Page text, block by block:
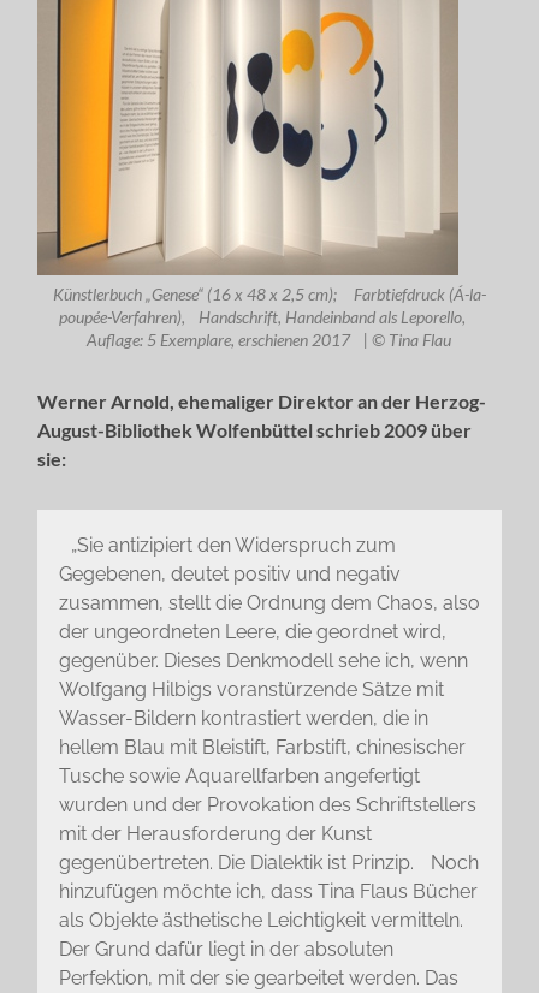
Künstlerbuch „Genese“ (16 x 48 x 2,5 cm); Farbtiefdruck (Á-la-
poupée-Verfahren), Handschrift, Handeinband als Leporello,
Auflage: 5 Exemplare, erschienen 2017 | © Tina Flau
Werner Arnold, ehemaliger Direktor an der Herzog-
August-Bibliothek Wolfenbüttel schrieb 2009 über
sie:
„Sie antizipiert den Widerspruch zum
Gegebenen, deutet positiv und negativ
zusammen, stellt die Ordnung dem Chaos, also
der ungeordneten Leere, die geordnet wird,
gegenüber. Dieses Denkmodell sehe ich, wenn
Wolfgang Hilbigs voranstürzende Sätze mit
Wasser-Bildern kontrastiert werden, die in
hellem Blau mit Bleistift, Farbstift, chinesischer
Tusche sowie Aquarellfarben angefertigt
wurden und der Provokation des Schriftstellers
mit der Herausforderung der Kunst
gegenübertreten. Die Dialektik ist Prinzip. Noch
hinzufügen möchte ich, dass Tina Flaus Bücher
als Objekte ästhetische Leichtigkeit vermitteln.
Der Grund dafür liegt in der absoluten
Perfektion, mit der sie gearbeitet werden. Das